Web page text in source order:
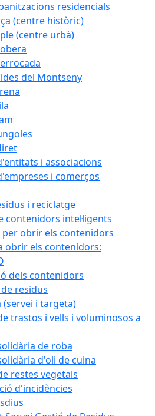
residencials
(centre històric)
(centre urbà)
del Montseny
i associacions
i comerços
i reciclatge
contenidors intel·ligents
per obrir els contenidors
obrir els contenidors:
dels contenidors
residus
(servei i targeta)
trastos i vells i voluminosos a
de roba
d'oli de cuina
restes vegetals
d'incidències